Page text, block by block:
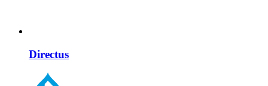
Directus